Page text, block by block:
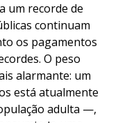
um recorde de
continuam
os pagamentos
O peso
alarmante: um
está atualmente
adulta —,